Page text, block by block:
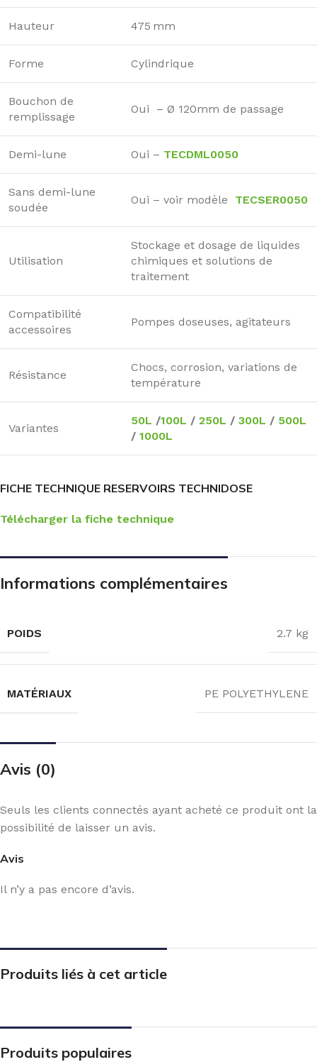
Hauteur 475 mm
Forme Cylindrique
Bouchon de
remplissage
Oui – Ø 120mm de passage
Demi-lune Oui – TECDML0050
Sans demi-lune
soudée
Oui – voir modèle TECSER0050
Utilisation
Stockage et dosage de liquides
chimiques et solutions de
traitement
Compatibilité
accessoires
Pompes doseuses, agitateurs
Résistance
Chocs, corrosion, variations de
température
Variantes
50L /100L / 250L / 300L / 500L
/ 1000L
FICHE TECHNIQUE RESERVOIRS TECHNIDOSE
Télécharger la fiche technique
Informations complémentaires
POIDS 2.7 kg
MATÉRIAUX PE POLYETHYLENE
Avis (0)
Avis
Il n’y a pas encore d’avis.
Seuls les clients connectés ayant acheté ce produit ont la
possibilité de laisser un avis.
Produits liés à cet article
Produits populaires